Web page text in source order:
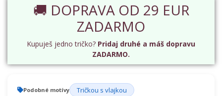
🚚 DOPRAVA OD 29 EUR
ZADARMO
Kupuješ jedno tričko? Pridaj druhé a máš dopravu
ZADARMO.
Podobné motívy Tričkou s vlajkou